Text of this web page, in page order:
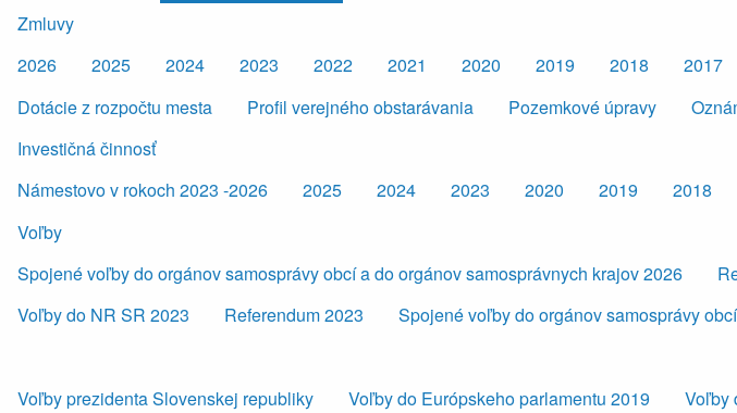
Zmluvy
2026
2025 2024 2023 2022 2021 2020 2019 2018 2017
Dotácie z rozpočtu mesta Profil verejného obstarávania Pozemkové úpravy
Investičná činnosť
Námestovo v rokoch 2023 -2026
2025 2024 2023 2020 2019 2018
Voľby
Spojené voľby do orgánov samosprávy obcí a do orgánov samosprávnych krajov 2026
Voľby do NR SR 2023
Referendum 2023 Spojené voľby do orgánov samosprávy
Voľby prezidenta Slovenskej republiky
Voľby do Európskeho parlamentu 2019 Voľby